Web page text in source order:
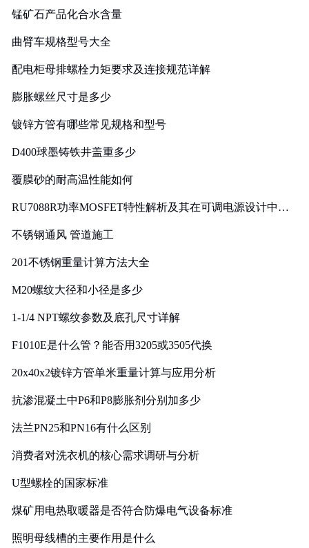
锰矿石产品化合水含量
曲臂车规格型号大全
配电柜母排螺栓力矩要求及连接规范详解
膨胀螺丝尺寸是多少
镀锌方管有哪些常见规格和型号
D400球墨铸铁井盖重多少
覆膜砂的耐高温性能如何
RU7088R功率MOSFET特性解析及其在可调电源设计中的
不锈钢通风 管道施工
201不锈钢重量计算方法大全
M20螺纹大径和小径是多少
1-1/4 NPT螺纹参数及底孔尺寸详解
F1010E是什么管？能否用3205或3505代换
20x40x2镀锌方管单米重量计算与应用分析
抗渗混凝土中P6和P8膨胀剂分别加多少
法兰PN25和PN16有什么区别
消费者对洗衣机的核心需求调研与分析
U型螺栓的国家标准
煤矿用电热取暖器是否符合防爆电气设备标准
照明母线槽的主要作用是什么